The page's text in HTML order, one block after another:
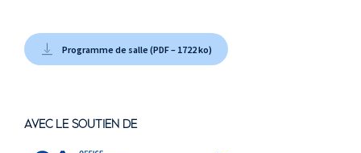
Programme de salle (PDF – 1722 ko)
AVEC LE SOUTIEN DE